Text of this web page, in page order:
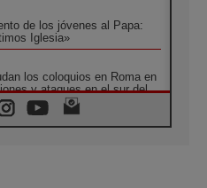
de los jóvenes al Papa:
Iglesia»
los coloquios en Roma en
y ataques en el sur del